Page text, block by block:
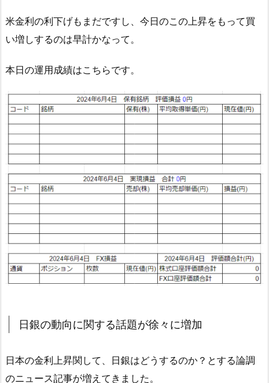
米金利の利下げもまだですし、今日のこの上昇をもって買
い増しするのは早計かなって。
本日の運用成績はこちらです。
日銀の動向に関する話題が徐々に増加
日本の金利上昇関して、日銀はどうするのか？とする論調
のニュース記事が増えてきました。